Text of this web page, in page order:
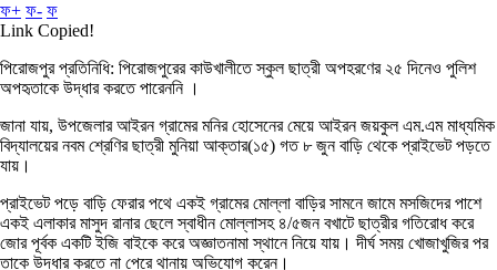
ফ+ ফ- ফ
Link Copied!
পিরোজপুর প্রতিনিধি: পিরোজপুরের কাউখালীতে স্কুল ছাত্রী অপহরণের ২৫ দিনেও পুলিশ
অপহৃতাকে উদ্ধার করতে পারেননি ।
জানা যায়, উপজেলার আইরন গ্রামের মনির হোসেনের মেয়ে আইরন জয়কুল এম.এম মাধ্যমিক
বিদ্যালয়ের নবম শ্রেণির ছাত্রী মুনিয়া আক্তার(১৫) গত ৮ জুন বাড়ি থেকে প্রাইভেট পড়তে
যায়।
প্রাইভেট পড়ে বাড়ি ফেরার পথে একই গ্রামের মোল্লা বাড়ির সামনে জামে মসজিদের পাশে
একই এলাকার মাসুদ রানার ছেলে স্বাধীন মোল্লাসহ ৪/৫জন বখাটে ছাত্রীর গতিরোধ করে
জোর পূর্বক একটি ইজি বাইকে করে অজ্ঞাতনামা স্থানে নিয়ে যায়। দীর্ঘ সময় খোজাখুজির পর
তাকে উদ্ধার করতে না পেরে থানায় অভিযোগ করেন।